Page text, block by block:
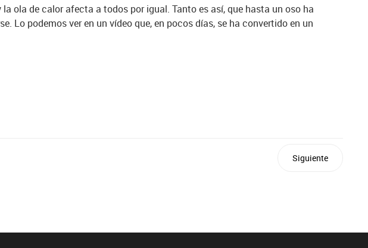
ola de calor afecta a todos por igual. Tanto es así, que hasta un oso ha
Lo podemos ver en un vídeo que, en pocos días, se ha convertido en un
Siguiente